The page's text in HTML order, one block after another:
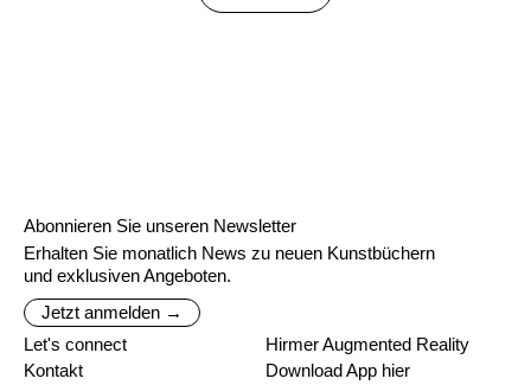
Abonnieren Sie unseren Newsletter
Erhalten Sie monatlich News zu neuen Kunstbüchern
und exklusiven Angeboten.
Jetzt anmelden →
Let's connect
Kontakt
Hirmer Augmented Reality
Download App hier